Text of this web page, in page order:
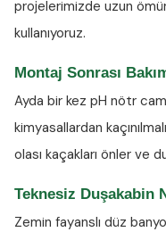
projelerimizde uzun
kullanıyoruz.
Montaj Sonrası
Ayda bir kez pH nötr
kimyasallardan
olası kaçakları önler ve
Teknesiz Duşakabin
Zemin fayanslı düz